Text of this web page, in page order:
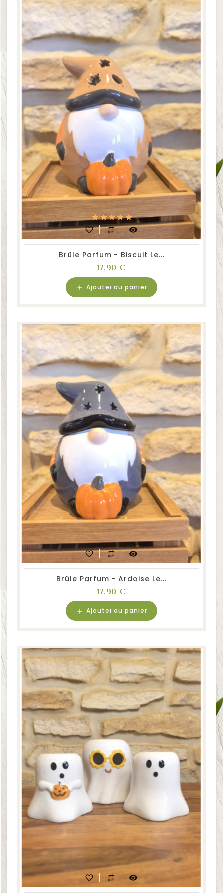
favorite_border repeat visibility
Brûle Parfum - Biscuit Le...
Prix
17,90 €
add Ajouter au panier
favorite_border repeat visibility
Brûle Parfum - Ardoise Le...
Prix
17,90 €
add Ajouter au panier
favorite_border repeat visibility